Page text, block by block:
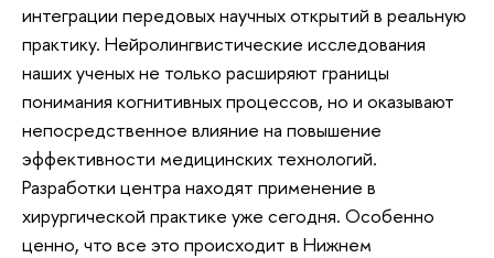
интеграции передовых научных открытий в реальную
практику. Нейролингвистические исследования
наших ученых не только расширяют границы
понимания когнитивных процессов, но и оказывают
непосредственное влияние на повышение
эффективности медицинских технологий.
Разработки центра находят применение в
хирургической практике уже сегодня. Особенно
ценно, что все это происходит в Нижнем